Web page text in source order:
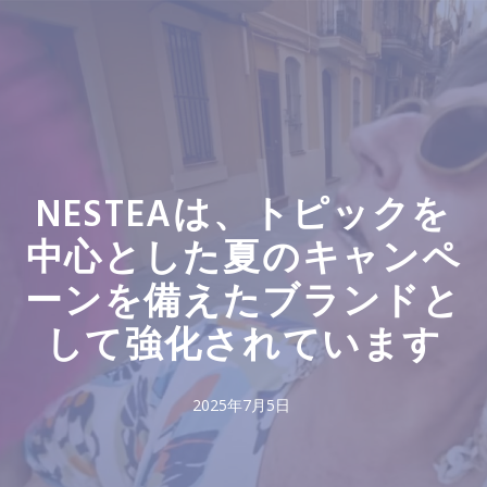
NESTEAは、トピックを
中心とした夏のキャンペ
ーンを備えたブランドと
して強化されています
2025年7月5日